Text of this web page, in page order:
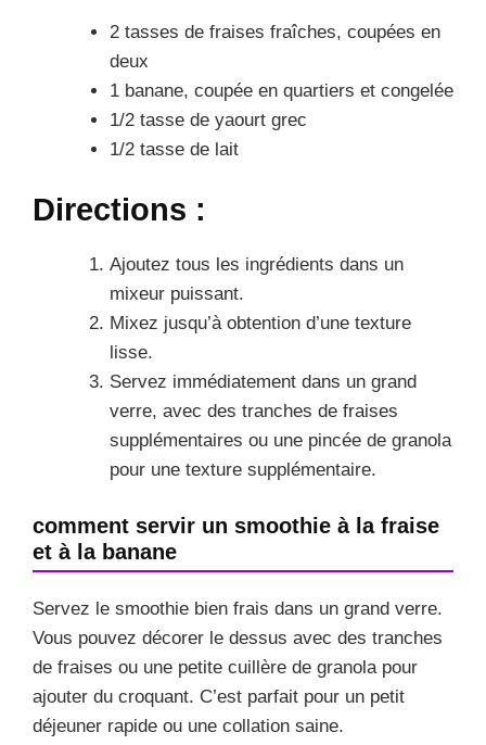
2 tasses de fraises fraîches, coupées en
deux
1 banane, coupée en quartiers et congelée
1/2 tasse de yaourt grec
1/2 tasse de lait
Directions :
Ajoutez tous les ingrédients dans un
mixeur puissant.
Mixez jusqu’à obtention d’une texture
lisse.
Servez immédiatement dans un grand
verre, avec des tranches de fraises
supplémentaires ou une pincée de granola
pour une texture supplémentaire.
comment servir un smoothie à la fraise
et à la banane
Servez le smoothie bien frais dans un grand verre.
Vous pouvez décorer le dessus avec des tranches
de fraises ou une petite cuillère de granola pour
ajouter du croquant. C’est parfait pour un petit
déjeuner rapide ou une collation saine.